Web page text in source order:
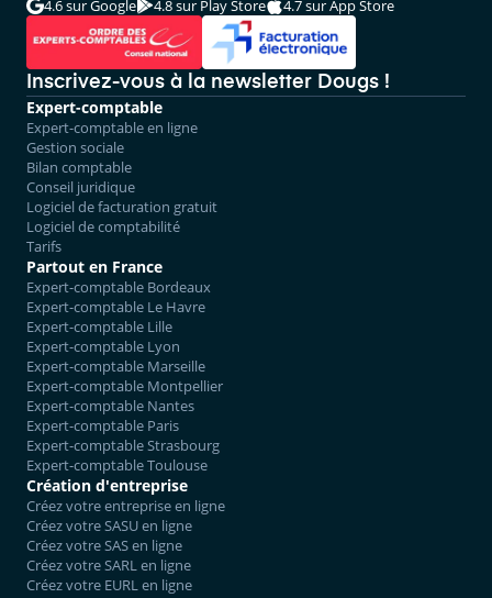
4.6sur Google 4.8sur Play Store 4.7sur App Store
Inscrivez-vous à la newsletter Dougs !
Expert-comptable
Expert-comptable en ligne
Gestion sociale
Bilan comptable
Conseil juridique
Logiciel de facturation gratuit
Logiciel de comptabilité
Tarifs
Partout en France
Expert-comptable Bordeaux
Expert-comptable Le Havre
Expert-comptable Lille
Expert-comptable Lyon
Expert-comptable Marseille
Expert-comptable Montpellier
Expert-comptable Nantes
Expert-comptable Paris
Expert-comptable Strasbourg
Expert-comptable Toulouse
Création d'entreprise
Créez votre entreprise en ligne
Créez votre SASU en ligne
Créez votre SAS en ligne
Créez votre SARL en ligne
Créez votre EURL en ligne